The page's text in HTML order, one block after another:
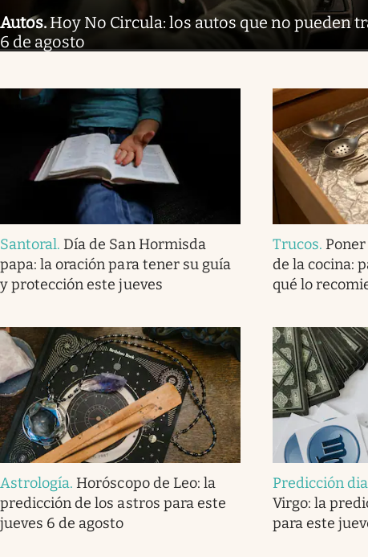
Autos.Hoy No Circula: los autos que no pueden
6 de agosto
Santoral. Día de San Hormisda
papa: la oración para tener su guía
y protección este jueves
Trucos.
de la cocina:
qué lo
Astrología. Horóscopo de Leo: la
predicción de los astros para este
jueves 6 de agosto
Predicción
Virgo: la
para este